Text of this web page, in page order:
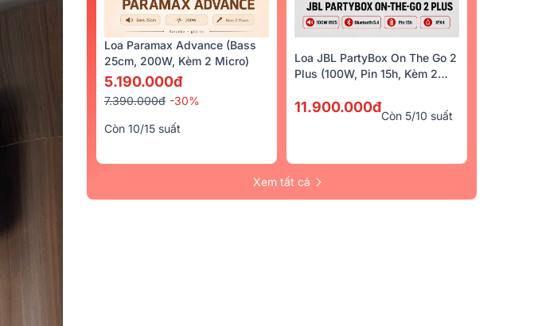
Loa Paramax Advance (Bass
25cm, 200W, Kèm 2 Micro)
5.190.000đ
7.390.000đ -30%
Còn 10/15 suất
Loa JBL PartyBox On The Go 2
Plus (100W, Pin 15h, Kèm 2
11.900.000đ
Còn 5/10 suất
Xem tất cả